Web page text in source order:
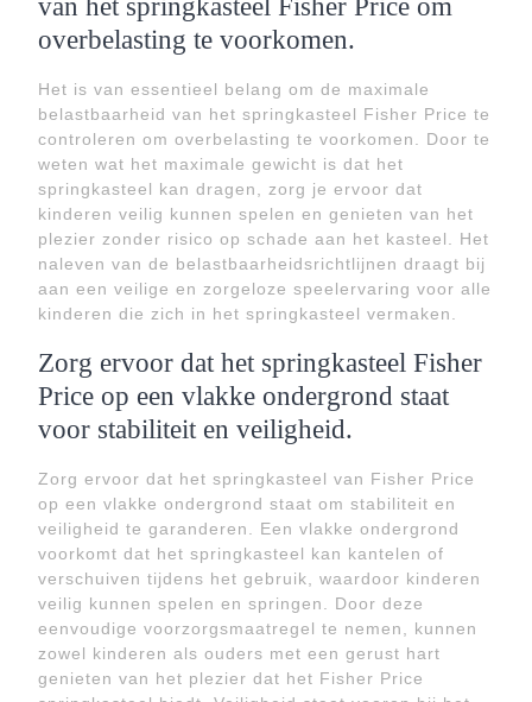
overbelasting te voorkomen.
Het is van essentieel belang om de maximale
belastbaarheid van het springkasteel Fisher Price te
controleren om overbelasting te voorkomen. Door te
weten wat het maximale gewicht is dat het
springkasteel kan dragen, zorg je ervoor dat
kinderen veilig kunnen spelen en genieten van het
plezier zonder risico op schade aan het kasteel. Het
naleven van de belastbaarheidsrichtlijnen draagt bij
aan een veilige en zorgeloze speelervaring voor alle
kinderen die zich in het springkasteel vermaken.
Zorg ervoor dat het springkasteel Fisher
Price op een vlakke ondergrond staat
voor stabiliteit en veiligheid.
Zorg ervoor dat het springkasteel van Fisher Price
op een vlakke ondergrond staat om stabiliteit en
veiligheid te garanderen. Een vlakke ondergrond
voorkomt dat het springkasteel kan kantelen of
verschuiven tijdens het gebruik, waardoor kinderen
veilig kunnen spelen en springen. Door deze
eenvoudige voorzorgsmaatregel te nemen, kunnen
zowel kinderen als ouders met een gerust hart
genieten van het plezier dat het Fisher Price